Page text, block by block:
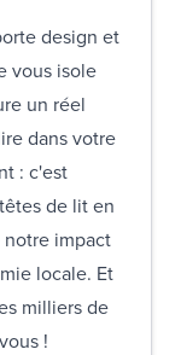
design et
vous isole
un réel
dans votre
: c'est
de lit en
impact
locale. Et
milliers de
!